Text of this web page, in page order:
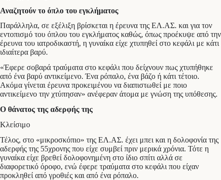
Αναζητούν το όπλο του εγκλήματος
Παράλληλα, σε εξέλιξη βρίσκεται η έρευνα της ΕΛ.ΑΣ. και για τον
εντοπισμό του όπλου του εγκλήματος καθώς, όπως προέκυψε από την
έρευνα του ιατροδικαστή, η γυναίκα είχε χτυπηθεί στο κεφάλι με κάτι
ιδιαίτερα βαρύ.
«Έφερε σοβαρά τραύματα στο κεφάλι που δείχνουν πως χτυπήθηκε
από ένα βαρύ αντικείμενο. Ένα ρόπαλο, ένα βάζο ή κάτι τέτοιο.
Ακόμα γίνεται έρευνα προκειμένου να διαπιστωθεί με ποιο
αντικείμενο την χτύπησαν» ανέφεραν άτομα με γνώση της υπόθεσης.
Ο θάνατος της αδερφής της
Κλείσιμο
Τέλος, στο «μικροσκόπιο» της ΕΛ.ΑΣ. έχει μπει και η δολοφονία της
αδερφής της 55χρονης που είχε συμβεί πριν μερικά χρόνια. Τότε η
γυναίκα είχε βρεθεί δολοφονημένη στο ίδιο σπίτι αλλά σε
διαφορετικό όροφο, ενώ έφερε τραύματα στο κεφάλι που είχαν
προκληθεί από γροθιές και από ένα ρόπαλο.